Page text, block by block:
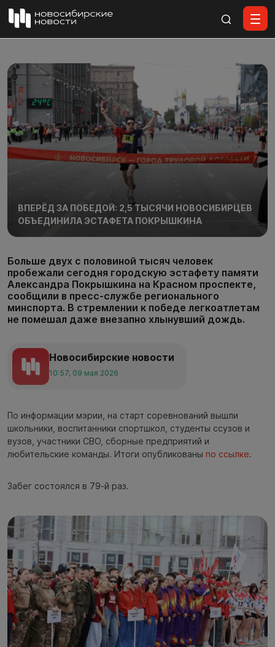
ВПЕРЁД ЗА ПОБЕДОЙ: 2,5 ТЫСЯЧИ НОВОСИБИРЦЕВ
ОБЪЕДИНИЛА ЭСТАФЕТА ПОКРЫШКИНА
Больше двух с половиной тысяч человек
пробежали сегодня городскую эстафету памяти
Александра Покрышкина на Красном проспекте,
сообщили в пресс-службе регионального
минспорта. В стремлении к победе легкоатлетам
не помешал даже внезапно хлынувший дождь.
Новосибирские новости
10:57, 09 мая 2026
По информации мэрии, на старт соревнований вышли
школьники, воспитанники спортшкол, студенты ссузов и
вузов, участники СВО, сборные предприятий и
любительские команды. Итоги опубликованы по ссылке.
Забег состоялся в 79-й раз.